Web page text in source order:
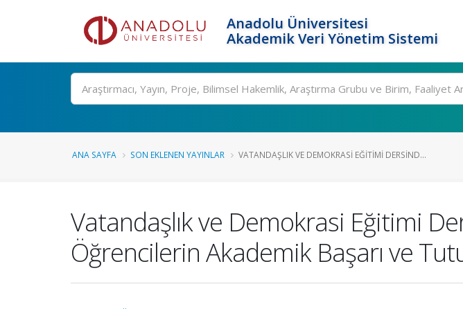
Anadolu Üniversitesi
Akademik Veri Yönetim Sistemi
Ara
ANA SAYFA SON EKLENEN YAYINLAR VATANDAŞLIK VE DEMOKRASI EĞITIMI DERSIND...
Vatandaşlık ve Demokrasi Eğitimi
Öğrencilerin Akademik Başarı ve